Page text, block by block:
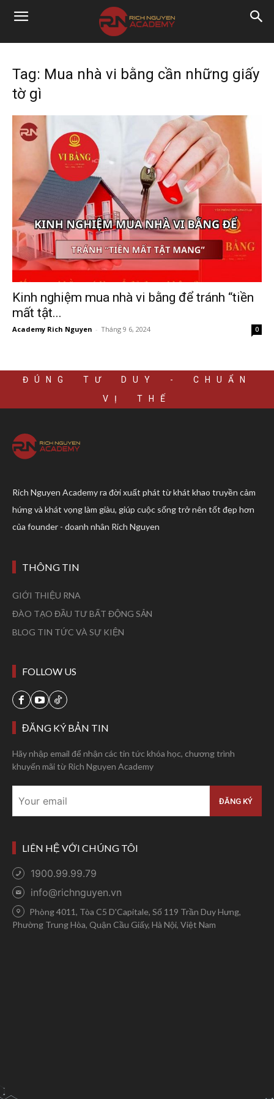
Tag: Mua nhà vi bằng cần những giấy
tờ gì
Kinh nghiệm mua nhà vi bằng để tránh “tiền
mất tật...
Academy Rich Nguyen - Tháng 9 6, 2024 0
ĐÚNG TƯ DUY - CHUẨN
VỊ THẾ
Rich Nguyen Academy ra đời xuất phát từ khát khao truyền cảm
hứng và khát vọng làm giàu, giúp cuộc sống trở nên tốt đẹp hơn
của founder - doanh nhân Rich Nguyen
THÔNG TIN
GIỚI THIỆU RNA
ĐÀO TẠO ĐẦU TƯ BẤT ĐỘNG SẢN
BLOG TIN TỨC VÀ SỰ KIỆN
FOLLOW US
ĐĂNG KÝ BẢN TIN
Hãy nhập email để nhận các tin tức khóa học, chương trình
khuyến mãi từ Rich Nguyen Academy
LIÊN HỆ VỚI CHÚNG TÔI
1900.99.99.79
info@richnguyen.vn
Phòng 4011, Tòa C5 D'Capitale, Số 119 Trần Duy Hưng,
Phường Trung Hòa, Quận Cầu Giấy, Hà Nội, Việt Nam